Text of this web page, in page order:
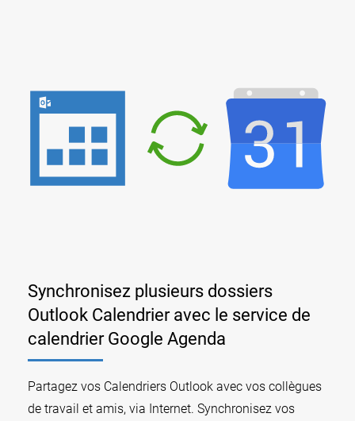
Synchronisez plusieurs dossiers
Outlook Calendrier avec le service de
calendrier Google Agenda
Partagez vos Calendriers Outlook avec vos collègues
de travail et amis, via Internet. Synchronisez vos